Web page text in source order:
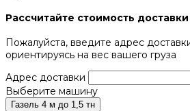
Рассчитайте стоимость доставки
Пожалуйста, введите адрес
ориентируясь на вес вашего груза
Адрес доставки
Выберите машину
Газель 4 м до 1,5 тн